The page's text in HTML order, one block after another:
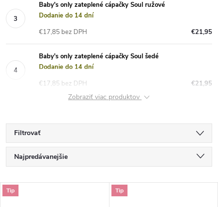
Baby's only zateplené cápačky Soul ružové
Dodanie do 14 dní
€21,95
€17,85 bez DPH
Baby's only zateplené cápačky Soul šedé
Dodanie do 14 dní
€21,95
€17,85 bez DPH
Zobraziť viac produktov
Filtrovať
R
a
Najpredávanejšie
Najdrahšie
V
Tip Tip